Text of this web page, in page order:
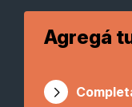
Agregá